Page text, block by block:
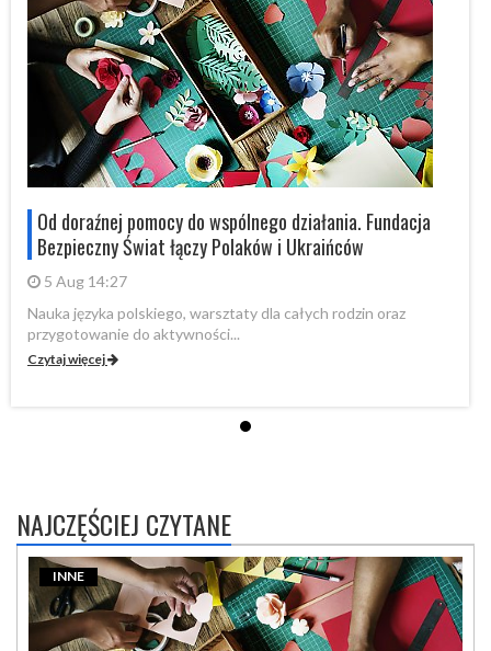
Od doraźnej pomocy do wspólnego działania. Fundacja
Bezpieczny Świat łączy Polaków i Ukraińców
5 Aug 14:27
Nauka języka polskiego, warsztaty dla całych rodzin oraz
przygotowanie do aktywności...
Czytaj więcej
NAJCZĘŚCIEJ CZYTANE
INNE